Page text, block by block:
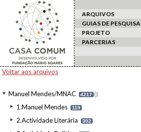
ARQUIVOS
GUIAS DE PESQUISA
PROJETO
PARCERIAS
Voltar aos arquivos
Manuel Mendes/MNAC 4217 I
1.Manuel Mendes 119
2.Actividade Literária 302